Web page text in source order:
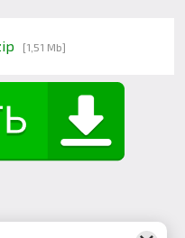
[1,51 Mb]